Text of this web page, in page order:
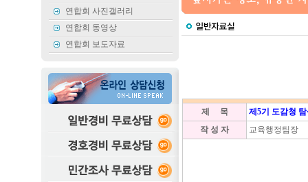
연합회 사진갤러리
연합회 동영상
연합회 보도자료
제 목
제5기 도감청
작 성 자
교육행정팀장